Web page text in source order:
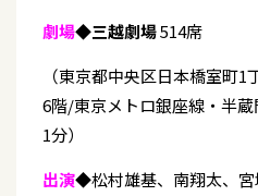
劇場◆三越劇場514席
（東京都中央区日本橋室町
6階/東京メトロ銀座線・半
1分）
出演◆松村雄基、南翔太、